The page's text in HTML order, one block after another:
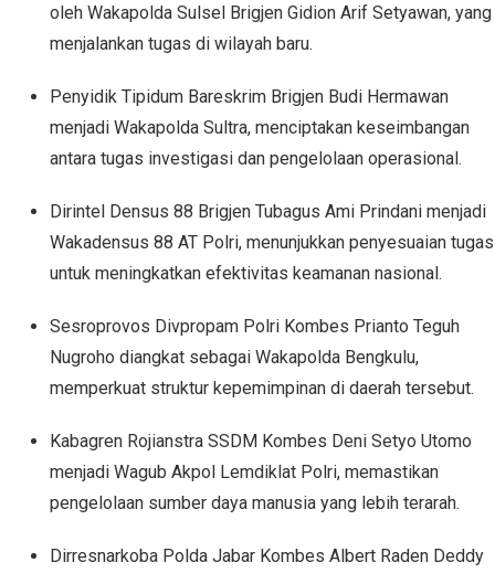
oleh Wakapolda Sulsel Brigjen Gidion Arif Setyawan, yang
menjalankan tugas di wilayah baru.
Penyidik Tipidum Bareskrim Brigjen Budi Hermawan
menjadi Wakapolda Sultra, menciptakan keseimbangan
antara tugas investigasi dan pengelolaan operasional.
Dirintel Densus 88 Brigjen Tubagus Ami Prindani menjadi
Wakadensus 88 AT Polri, menunjukkan penyesuaian tugas
untuk meningkatkan efektivitas keamanan nasional.
Sesroprovos Divpropam Polri Kombes Prianto Teguh
Nugroho diangkat sebagai Wakapolda Bengkulu,
memperkuat struktur kepemimpinan di daerah tersebut.
Kabagren Rojianstra SSDM Kombes Deni Setyo Utomo
menjadi Wagub Akpol Lemdiklat Polri, memastikan
pengelolaan sumber daya manusia yang lebih terarah.
Dirresnarkoba Polda Jabar Kombes Albert Raden Deddy